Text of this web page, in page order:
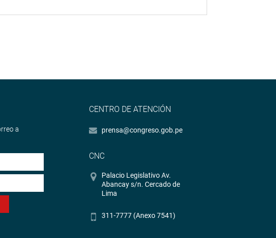
a
CENTRO DE ATENCIÓN
prensa@congreso.gob.pe
CNC
Palacio Legislativo Av.
Abancay s/n. Cercado de
Lima
311-7777 (Anexo 7541)